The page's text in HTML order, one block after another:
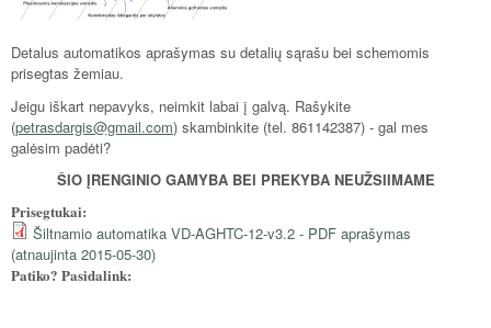
Detalus automatikos aprašymas su detalių sąrašu bei schemomis
prisegtas žemiau.
Jeigu iškart nepavyks, neimkit labai į galvą. Rašykite
(petrasdargis@gmail.com) skambinkite (tel. 861142387) - gal mes
galėsim padėti?
ŠIO ĮRENGINIO GAMYBA BEI PREKYBA NEUŽSIIMAME
Prisegtukai:
Šiltnamio automatika VD-AGHTC-12-v3.2 - PDF aprašymas
(atnaujinta 2015-05-30)
Patiko? Pasidalink: